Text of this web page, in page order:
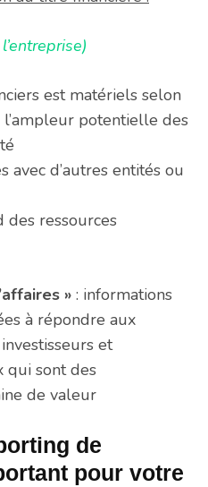
l’entreprise)
est matériels selon
potentielle des
avec d’autres entités ou
des ressources
» : informations
à répondre aux
et
qui sont des
de valeur
de
pour votre